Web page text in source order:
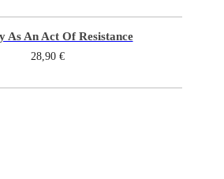
As An Act Of Resistance
28,90 €